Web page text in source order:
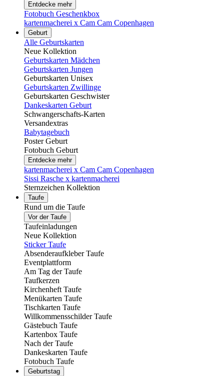
Entdecke mehr
Fotobuch Geschenkbox
kartenmacherei x Cam Cam Copenhagen
Geburt
Alle Geburtskarten
Neue Kollektion
Geburtskarten Mädchen
Geburtskarten Jungen
Geburtskarten Unisex
Geburtskarten Zwillinge
Geburtskarten Geschwister
Dankeskarten Geburt
Schwangerschafts-Karten
Versandextras
Babytagebuch
Poster Geburt
Fotobuch Geburt
Entdecke mehr
kartenmacherei x Cam Cam Copenhagen
Sissi Rasche x kartenmacherei
Sternzeichen Kollektion
Taufe
Rund um die Taufe
Vor der Taufe
Taufeinladungen
Neue Kollektion
Sticker Taufe
Absenderaufkleber Taufe
Eventplattform
Am Tag der Taufe
Taufkerzen
Kirchenheft Taufe
Menükarten Taufe
Tischkarten Taufe
Willkommensschilder Taufe
Gästebuch Taufe
Kartenbox Taufe
Nach der Taufe
Dankeskarten Taufe
Fotobuch Taufe
Geburtstag